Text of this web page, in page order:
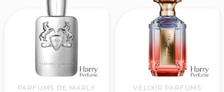
PARFUMS DE MARLY VELIXIR PARFUMS